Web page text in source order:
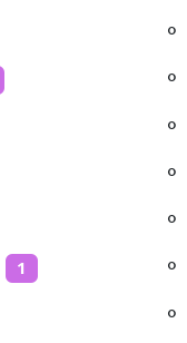
1
⚬
⚬
⚬
⚬
⚬
⚬
⚬